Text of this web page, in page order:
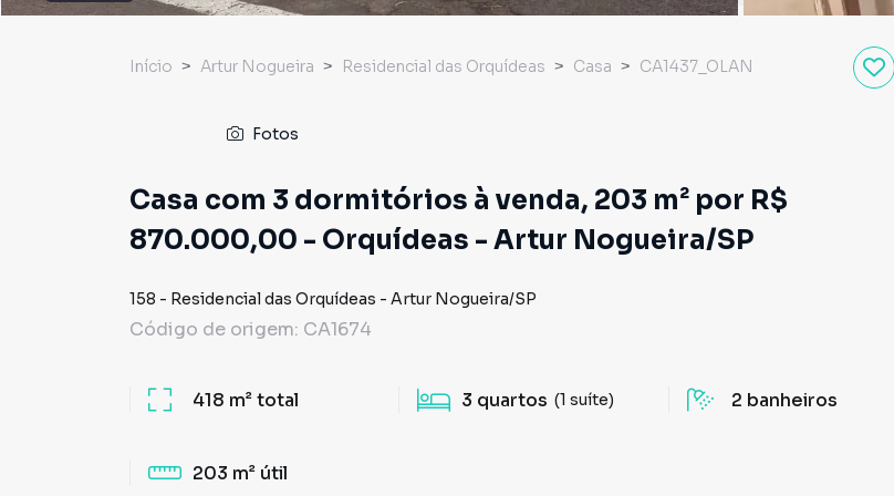
Início Artur Nogueira Residencial das Orquídeas Casa CA1437_OLAN
Fotos
Casa com 3 dormitórios à venda, 203 m² por R$
870.000,00 - Orquídeas - Artur Nogueira/SP
158 - Residencial das Orquídeas - Artur Nogueira/SP
Código de origem: CA1674
418 m²total 3 quartos (1 suíte) 2 banheiros
203 m² útil